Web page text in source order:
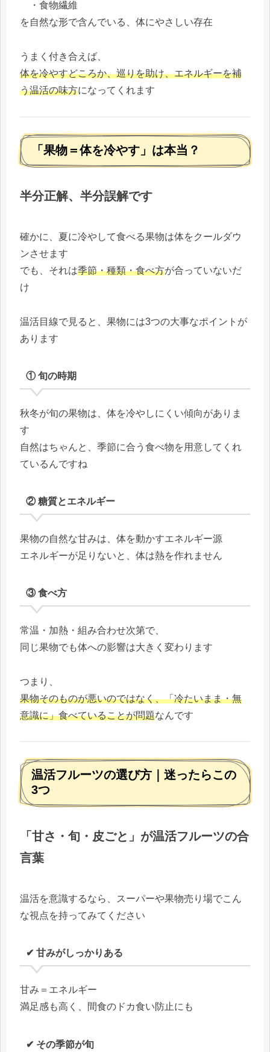
・食物繊維
を自然な形で含んでいる、体にやさしい存在
うまく付き合えば、
体を冷やすどころか、巡りを助け、エネルギーを補
う温活の味方になってくれます
「果物＝体を冷やす」は本当？
半分正解、半分誤解です
確かに、夏に冷やして食べる果物は体をクールダウ
ンさせます
でも、それは季節・種類・食べ方が合っていないだ
け
温活目線で見ると、果物には3つの大事なポイントが
あります
① 旬の時期
秋冬が旬の果物は、体を冷やしにくい傾向がありま
す
自然はちゃんと、季節に合う食べ物を用意してくれ
ているんですね
② 糖質とエネルギー
果物の自然な甘みは、体を動かすエネルギー源
エネルギーが足りないと、体は熱を作れません
③ 食べ方
常温・加熱・組み合わせ次第で、
同じ果物でも体への影響は大きく変わります
つまり、
果物そのものが悪いのではなく、「冷たいまま・無
意識に」食べていることが問題なんです
温活フルーツの選び方｜迷ったらこの
3つ
「甘さ・旬・皮ごと」が温活フルーツの合
言葉
温活を意識するなら、スーパーや果物売り場でこん
な視点を持ってみてください
✔ 甘みがしっかりある
甘み＝エネルギー
満足感も高く、間食のドカ食い防止にも
✔ その季節が旬